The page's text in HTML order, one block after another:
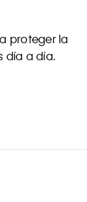
proteger la
día a día.